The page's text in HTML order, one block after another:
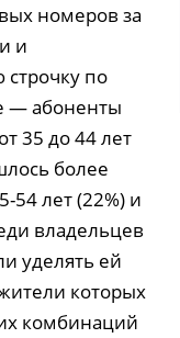
номеров за
и
по
— абоненты
35 до 44 лет
более
54 лет (22%) и
владельцев
уделять ей
которых
комбинаций